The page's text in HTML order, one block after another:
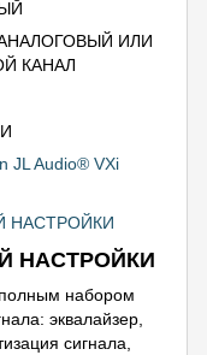
ИЛИ
КАНАЛ
НАСТРОЙКИ
набором
эквалайзер,
сигнала,